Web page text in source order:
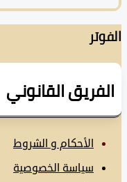
القانوني
الأحكام و الشروط
سياسة الخصوصية